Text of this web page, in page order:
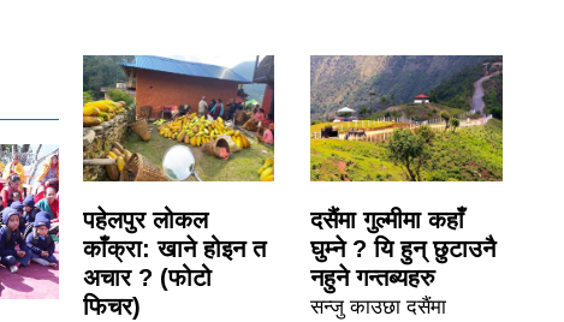
पहेलपुर लोकल
काँक्रा: खाने होइन त
अचार ? (फोटो
फिचर)
दसैंमा गुल्मीमा कहाँ
घुम्ने ? यि हुन् छुटाउनै
नहुने गन्तब्यहरु
सन्जु काउछा दसैंमा